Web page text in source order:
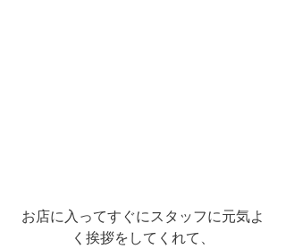
お店に入ってすぐにスタッフに元気よ
く挨拶をしてくれて、